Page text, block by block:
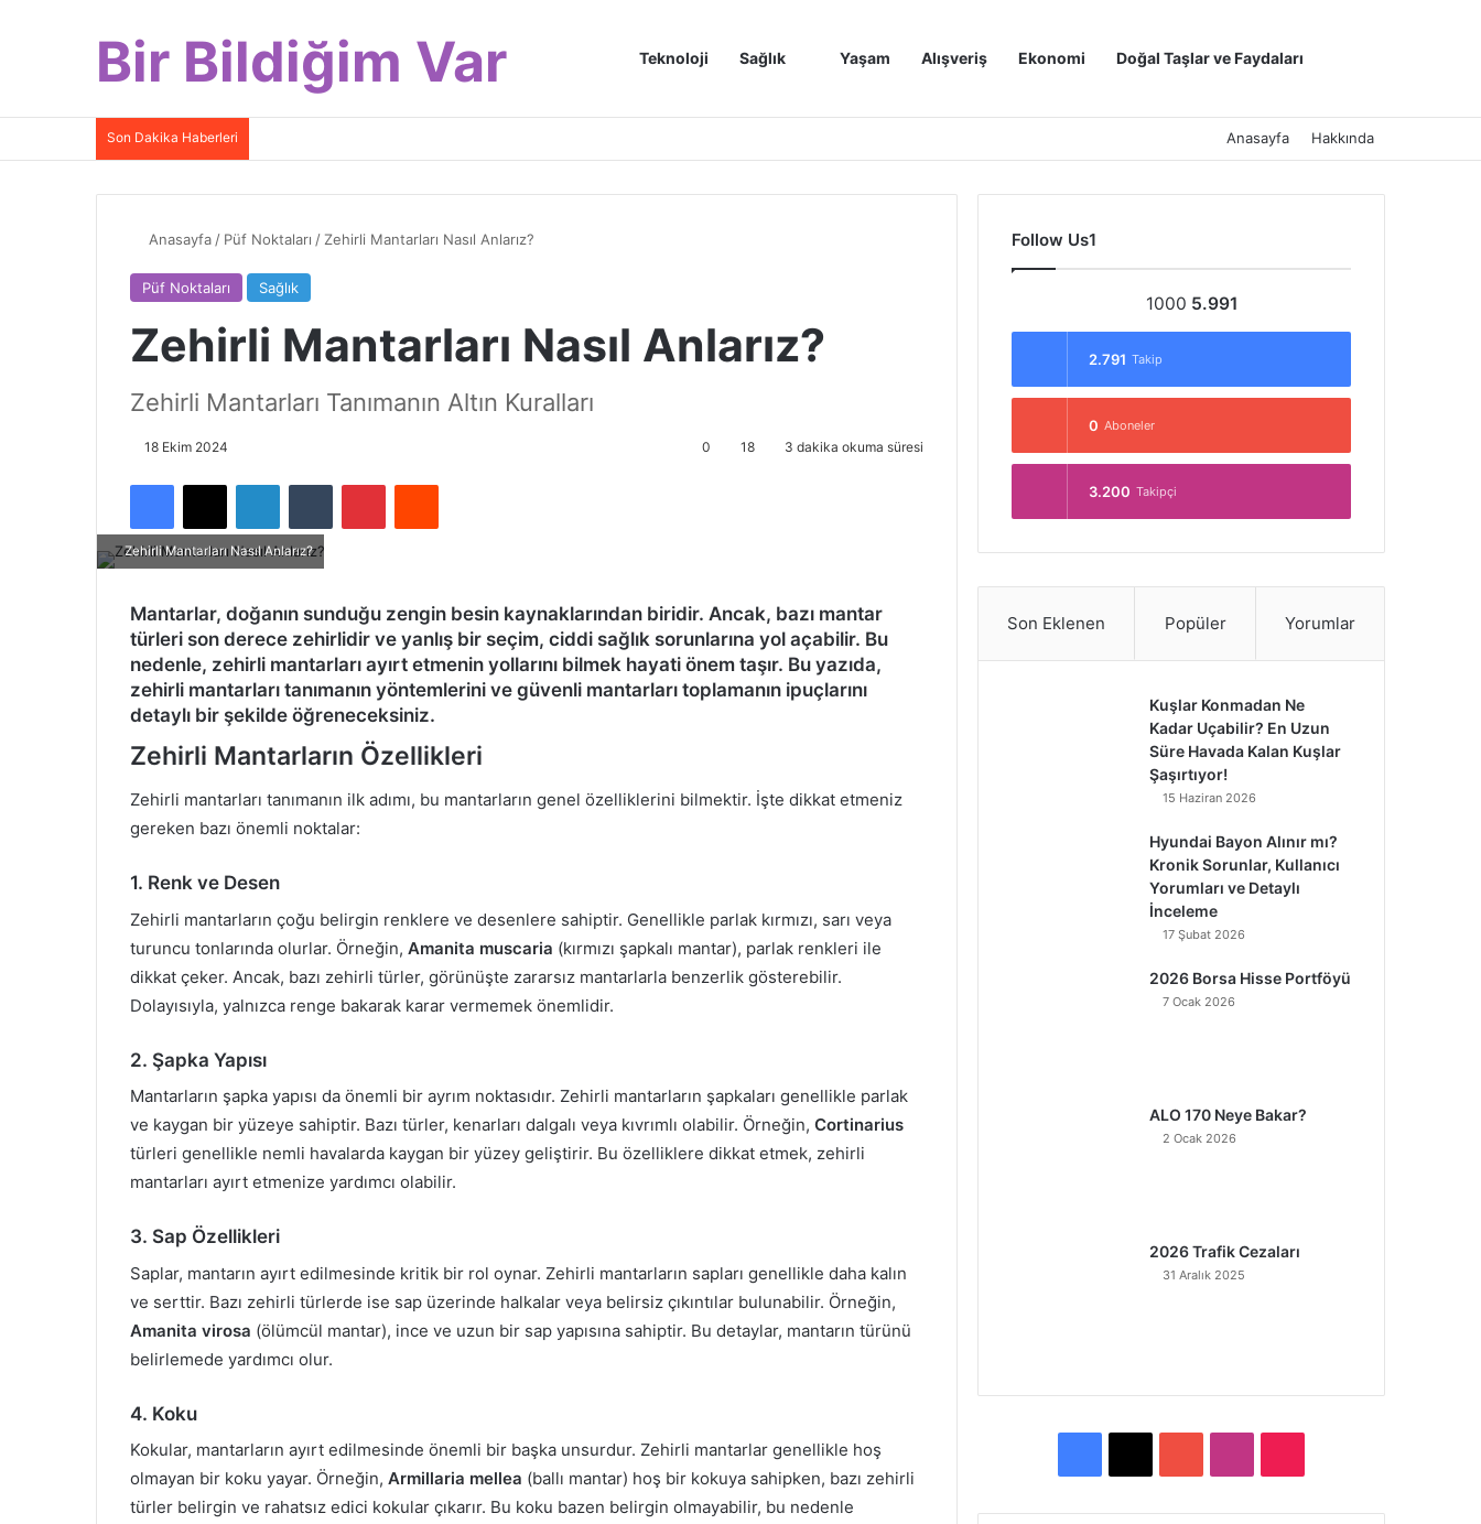
Bir Bildiğim Var Anasayfa
Teknoloji Sağlık Yaşam Alışveriş Ekonomi Doğal Taşlar ve Faydaları
Son Dakika Haberleri Anasayfa Hakkında
Anasayfa / Püf Noktaları / Zehirli Mantarları Nasıl Anlarız?
Püf Noktaları Sağlık
Zehirli Mantarları Nasıl Anlarız?
Zehirli Mantarları Tanımanın Altın Kuralları
18 Ekim 2024 0 18 3 dakika okuma süresi
Zehirli Mantarları Nasıl Anlarız?
Mantarlar, doğanın sunduğu zengin besin kaynaklarından biridir. Ancak, bazı mantar
türleri son derece zehirlidir ve yanlış bir seçim, ciddi sağlık sorunlarına yol açabilir. Bu
nedenle, zehirli mantarları ayırt etmenin yollarını bilmek hayati önem taşır. Bu yazıda,
zehirli mantarları tanımanın yöntemlerini ve güvenli mantarları toplamanın ipuçlarını
detaylı bir şekilde öğreneceksiniz.
Zehirli Mantarların Özellikleri
Zehirli mantarları tanımanın ilk adımı, bu mantarların genel özelliklerini bilmektir. İşte dikkat etmeniz
gereken bazı önemli noktalar:
1. Renk ve Desen
Zehirli mantarların çoğu belirgin renklere ve desenlere sahiptir. Genellikle parlak kırmızı, sarı veya
turuncu tonlarında olurlar. Örneğin, Amanita muscaria (kırmızı şapkalı mantar), parlak renkleri ile
dikkat çeker. Ancak, bazı zehirli türler, görünüşte zararsız mantarlarla benzerlik gösterebilir.
Dolayısıyla, yalnızca renge bakarak karar vermemek önemlidir.
2. Şapka Yapısı
Mantarların şapka yapısı da önemli bir ayrım noktasıdır. Zehirli mantarların şapkaları genellikle parlak
ve kaygan bir yüzeye sahiptir. Bazı türler, kenarları dalgalı veya kıvrımlı olabilir. Örneğin, Cortinarius
türleri genellikle nemli havalarda kaygan bir yüzey geliştirir. Bu özelliklere dikkat etmek, zehirli
mantarları ayırt etmenize yardımcı olabilir.
3. Sap Özellikleri
Saplar, mantarın ayırt edilmesinde kritik bir rol oynar. Zehirli mantarların sapları genellikle daha kalın
ve serttir. Bazı zehirli türlerde ise sap üzerinde halkalar veya belirsiz çıkıntılar bulunabilir. Örneğin,
Amanita virosa (ölümcül mantar), ince ve uzun bir sap yapısına sahiptir. Bu detaylar, mantarın türünü
belirlemede yardımcı olur.
4. Koku
Kokular, mantarların ayırt edilmesinde önemli bir başka unsurdur. Zehirli mantarlar genellikle hoş
olmayan bir koku yayar. Örneğin, Armillaria mellea (ballı mantar) hoş bir kokuya sahipken, bazı zehirli
türler belirgin ve rahatsız edici kokular çıkarır. Bu koku bazen belirgin olmayabilir, bu nedenle
Follow Us1
1000 5.991
2.791 Takip
0 Aboneler
3.200 Takipçi
Son Eklenen Popüler Yorumlar
Kuşlar Konmadan Ne
Kadar Uçabilir? En Uzun
Süre Havada Kalan Kuşlar
Şaşırtıyor!
15 Haziran 2026
Hyundai Bayon Alınır mı?
Kronik Sorunlar, Kullanıcı
Yorumları ve Detaylı
İnceleme
17 Şubat 2026
2026 Borsa Hisse Portföyü
7 Ocak 2026
ALO 170 Neye Bakar?
2 Ocak 2026
2026 Trafik Cezaları
31 Aralık 2025